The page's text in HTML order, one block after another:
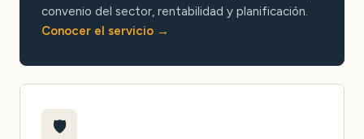
convenio del sector, rentabilidad y planificación.
Conocer el servicio
🛡️